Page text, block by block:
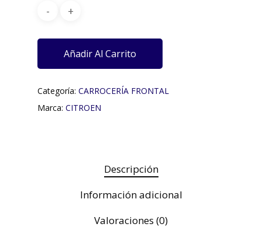
Añadir Al Carrito
Categoría: CARROCERÍA FRONTAL
Marca: CITROEN
Descripción
Información adicional
Valoraciones (0)